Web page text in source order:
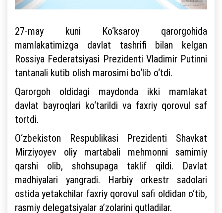
27-may kuni Ko‘ksaroy qarorgohida
mamlakatimizga davlat tashrifi bilan kelgan
Rossiya Federatsiyasi Prezidenti Vladimir Putinni
tantanali kutib olish marosimi bo‘lib o‘tdi.
Qarorgoh oldidagi maydonda ikki mamlakat
davlat bayroqlari ko‘tarildi va faxriy qorovul saf
tortdi.
O‘zbekiston Respublikasi Prezidenti Shavkat
Mirziyoyev oliy martabali mehmonni samimiy
qarshi olib, shohsupaga taklif qildi. Davlat
madhiyalari yangradi. Harbiy orkestr sadolari
ostida yetakchilar faxriy qorovul safi oldidan o‘tib,
rasmiy delegatsiyalar a’zolarini qutladilar.